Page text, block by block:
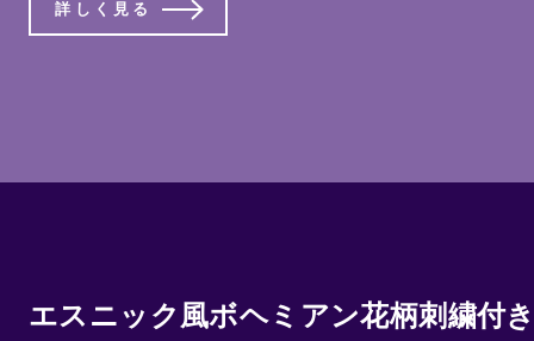
詳しく見る
エスニック風ボヘミアン花柄刺繍付